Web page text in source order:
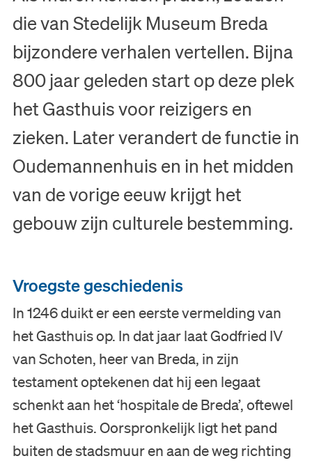
die van Stedelijk Museum Breda
bijzondere verhalen vertellen. Bijna
800 jaar geleden start op deze plek
het Gasthuis voor reizigers en
zieken. Later verandert de functie in
Oudemannenhuis en in het midden
van de vorige eeuw krijgt het
gebouw zijn culturele bestemming.
Vroegste geschiedenis
In 1246 duikt er een eerste vermelding van
het Gasthuis op. In dat jaar laat Godfried IV
van Schoten, heer van Breda, in zijn
testament optekenen dat hij een legaat
schenkt aan het ‘hospitale de Breda’, oftewel
het Gasthuis. Oorspronkelijk ligt het pand
buiten de stadsmuur en aan de weg richting